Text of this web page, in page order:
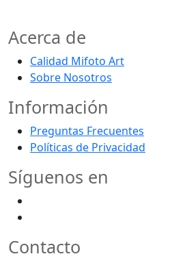
Acerca de
Calidad Mifoto Art
Sobre Nosotros
Información
Preguntas Frecuentes
Políticas de Privacidad
Síguenos en
Contacto